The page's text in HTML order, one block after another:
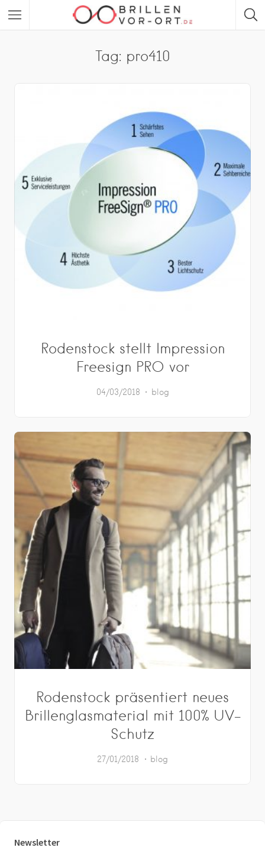
Tag: pro410
Rodenstock stellt Impression
Freesign PRO vor
04/03/2018 blog
Rodenstock präsentiert neues
Brillenglasmaterial mit 100% UV-
Schutz
27/01/2018 blog
Newsletter